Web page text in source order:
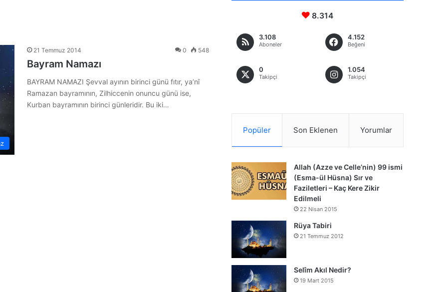
21 Temmuz 2014 0 548
Bayram Namazı
BAYRAM NAMAZI Şevval ayının birinci günü fıtır, ya’nî
Ramazan bayramının, Zilhiccenin onuncu günü ise,
Kurban bayramının birinci günleridir. Bu iki…
8.314
3.108
Aboneler
4.152
Beğeni
0
Takipçi
1.054
Takipçi
Popüler Son Eklenen Yorumlar
Allah (Azze ve Celle’nin) 99 ismi
(Esma-ül Hüsna) Sır ve
Faziletleri – Kaç Kere Zikir
Edilmeli
22 Nisan 2015
Rüya Tabiri
21 Temmuz 2012
Selîm Akıl Nedir?
19 Mart 2015